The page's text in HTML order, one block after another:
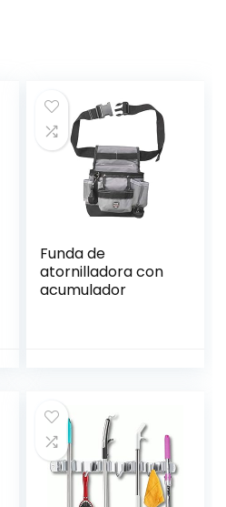
Funda de
atornilladora con
acumulador